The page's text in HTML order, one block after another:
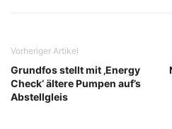
Vorheriger Artikel
Grundfos stellt mit ‚Energy
Check‘ ältere Pumpen auf’s
Abstellgleis